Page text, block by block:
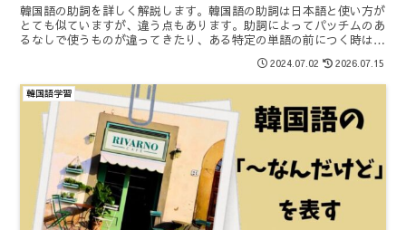
韓国語の助詞を詳しく解説します。韓国語の助詞は日本語と使い方が
とても似ていますが、違う点もあります。助詞によってパッチムのあ
るなしで使うものが違ってきたり、ある特定の単語の前につく時は日
本語とは違うものもあります。違う点をしっかり学んで会話で生かし
2024.07.02 2026.07.15
韓国語学習